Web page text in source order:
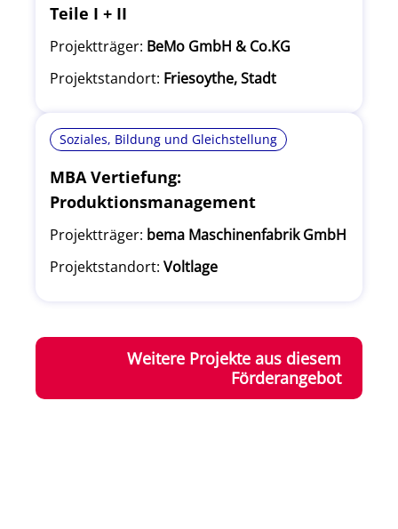
Teile I + II
Projektträger: BeMo GmbH & Co.KG
Projektstandort: Friesoythe, Stadt
Soziales, Bildung und Gleichstellung
MBA Vertiefung:
Produktionsmanagement
Projektträger: bema Maschinenfabrik GmbH
Projektstandort: Voltlage
Weitere Projekte aus diesem
Förderangebot